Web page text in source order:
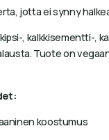
jotta ei synny
, kalkkisementti-,
Tuote on
koostumus